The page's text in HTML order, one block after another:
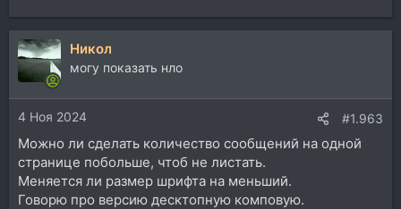
Никол
могу показать нло
4 Ноя 2024 #1.963
Можно ли сделать количество сообщений на одной
странице побольше, чтоб не листать.
Меняется ли размер шрифта на меньший.
Говорю про версию десктопную комповую.